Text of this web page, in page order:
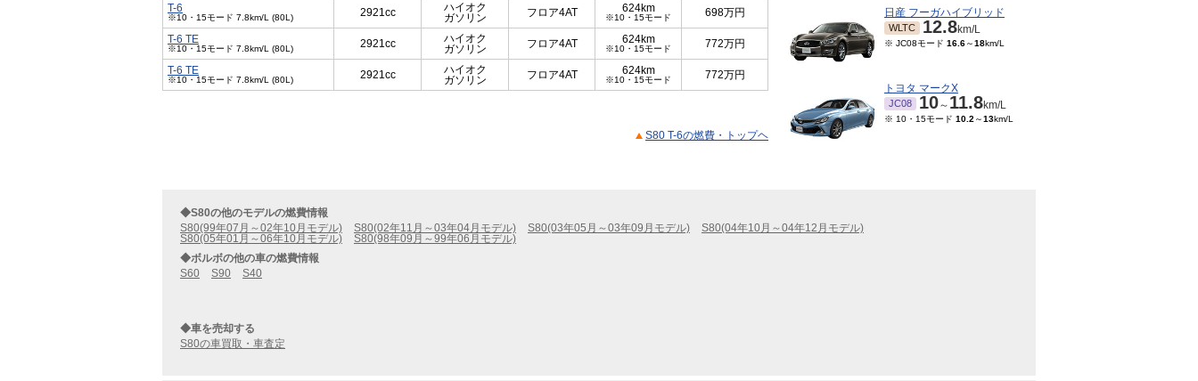
T-6
※10・15モード 7.8km/L (80L) 2921cc
ハイオク
ガソリン
フロア4AT 624km
※10・15モード 698万円
T-6 TE
※10・15モード 7.8km/L (80L) 2921cc
ハイオク
ガソリン
フロア4AT 624km
※10・15モード 772万円
T-6 TE
※10・15モード 7.8km/L (80L) 2921cc
ハイオク
ガソリン
フロア4AT 624km
※10・15モード 772万円
S80 T-6の燃費・トップヘ
日産 フーガハイブリッド
WLTC 12.8km/L
※ JC08モード 16.6～18km/L
トヨタ マークX
JC08 10～ 11.8km/L
※ 10・15モード 10.2 ～13km/L
◆S80の他のモデルの燃費情報
S80(99年07月～02年10月モデル)
S80(02年11月～03年04月モデル) S80(03年05月～03年09月モデル)
S80(04年10月～04年12月モデル)
S80(05年01月～06年10月モデル)
S80(98年09月～99年06月モデル)
◆ボルボの他の車の燃費情報
S60
S90 S40
◆車を売却する
S80の車買取・車査定